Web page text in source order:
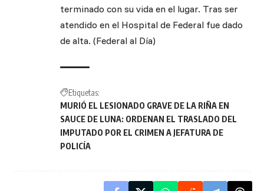
terminado con su vida en el lugar. Tras ser
atendido en el Hospital de Federal fue dado
de alta. (Federal al Día)
Etiquetas:
MURIÓ EL LESIONADO GRAVE DE LA RIÑA EN
SAUCE DE LUNA: ORDENAN EL TRASLADO DEL
IMPUTADO POR EL CRIMEN A JEFATURA DE
POLICÍA